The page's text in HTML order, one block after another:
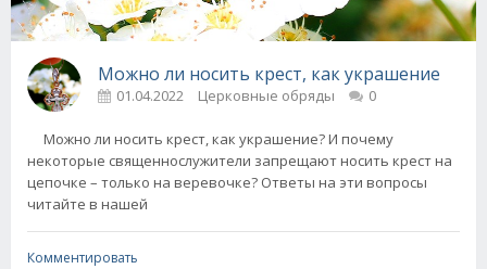
Можно ли носить крест, как украшение
01.04.2022 Церковные обряды 0
Можно ли носить крест, как украшение? И почему
некоторые священнослужители запрещают носить крест на
цепочке – только на веревочке? Ответы на эти вопросы
читайте в нашей
Комментировать